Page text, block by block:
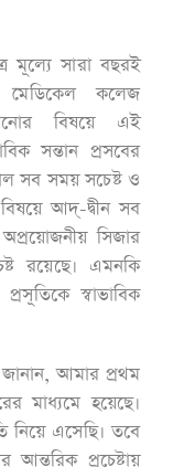
মূল্যে সারা বছরই
মেডিকেল কলেজ
বিষয়ে এই
সন্তান প্রসবের
সব সময় সচেষ্ট ও
বিষয়ে আদ্-দ্বীন সব
সিজার
রয়েছে। এমনকি
স্বাভাবিক
আমার প্রথম
মাধ্যমে হয়েছে।
নিয়ে এসেছি। তবে
আন্তরিক প্রচেষ্টায়